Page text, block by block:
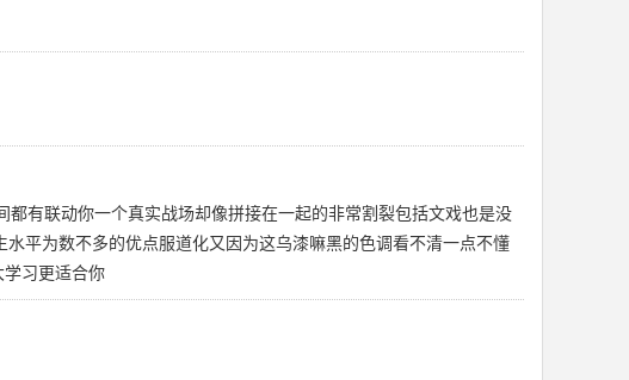
有联动你一个真实战场却像拼接在一起的非常割裂包括文戏也是没
平为数不多的优点服道化又因为这乌漆嘛黑的色调看不清一点不懂
习更适合你